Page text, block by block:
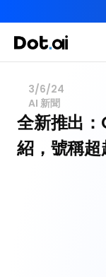
3/6/24
AI 新聞
全新推出
紹，號稱
全港最
三大恆常課程
我